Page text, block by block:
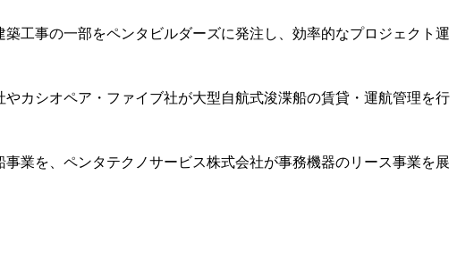
工事の一部をペンタビルダーズに発注し、効率的なプロジェクト運
カシオペア・ファイブ社が大型自航式浚渫船の賃貸・運航管理を行
業を、ペンタテクノサービス株式会社が事務機器のリース事業を展